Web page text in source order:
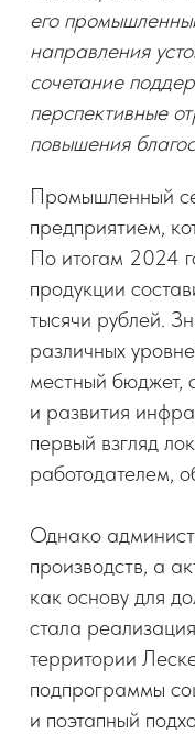
его
направления
сочетание
перспективные
повышения
Промышленный
предприятием,
По итогам 2024
продукции
тысячи рублей.
различных
местный бюджет,
и развития
первый взгляд
работодателем,
Однако
производств, а
как основу для
стала
территории
подпрограммы
и поэтапный